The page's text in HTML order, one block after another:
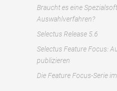
Braucht es eine
Auswahlverfahren?
Selectus Release 5.6
Selectus Feature Focus:
publizieren
Die Feature Focus-Serie